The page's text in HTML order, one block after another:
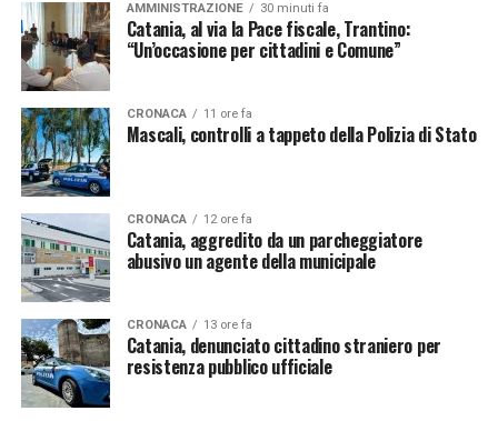
AMMINISTRAZIONE 30 minuti fa
Catania, al via la Pace fiscale, Trantino:
“Un’occasione per cittadini e Comune”
CRONACA 11 ore fa
Mascali, controlli a tappeto della Polizia di Stato
CRONACA 12 ore fa
Catania, aggredito da un parcheggiatore
abusivo un agente della municipale
CRONACA 13 ore fa
Catania, denunciato cittadino straniero per
resistenza pubblico ufficiale